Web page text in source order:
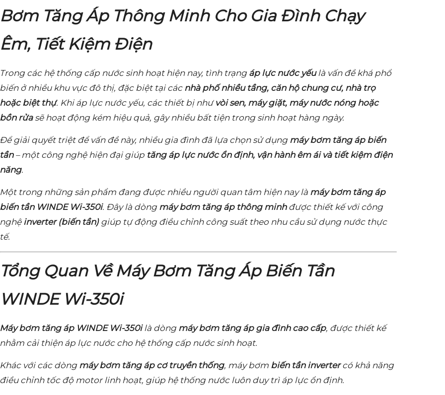
Bơm Tăng Áp Thông Minh Cho Gia Đình Chạy
Êm, Tiết Kiệm Điện
Trong các hệ thống cấp nước sinh hoạt hiện nay, tình trạng áp lực nước yếulà vấn đề khá phổ
biến ở nhiều khu vực đô thị, đặc biệt tại các nhà phố nhiều tầng, căn hộ chung cư, nhà trọ
hoặc biệt thự. Khi áp lực nước yếu, các thiết bị như vòi sen, máy giặt, máy nước nóng hoặc
bồn rửasẽ hoạt động kém hiệu quả, gây nhiều bất tiện trong sinh hoạt hàng ngày.
Để giải quyết triệt để vấn đề này, nhiều gia đình đã lựa chọn sử dụng máy bơm tăng áp biến
tần– một công nghệ hiện đại giúp tăng áp lực nước ổn định, vận hành êm ái và tiết kiệm điện
năng.
Một trong những sản phẩm đang được nhiều người quan tâm hiện nay là máy bơm tăng áp
biến tần WINDE Wi-350i. Đây là dòng máy bơm tăng áp thông minhđược thiết kế với công
nghệ inverter (biến tần)giúp tự động điều chỉnh công suất theo nhu cầu sử dụng nước thực
tế.
Tổng Quan Về Máy Bơm Tăng Áp Biến Tần
WINDE Wi-350i
Máy bơm tăng áp WINDE Wi-350ilà dòng máy bơm tăng áp gia đình cao cấp, được thiết kế
nhằm cải thiện áp lực nước cho hệ thống cấp nước sinh hoạt.
Khác với các dòng máy bơm tăng áp cơ truyền thống, máy bơm biến tần invertercó khả năng
điều chỉnh tốc độ motor linh hoạt, giúp hệ thống nước luôn duy trì áp lực ổn định.